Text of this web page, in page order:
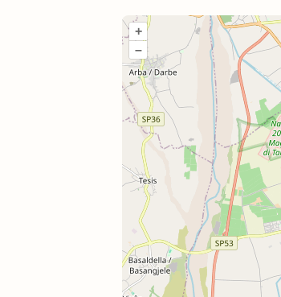
+
–